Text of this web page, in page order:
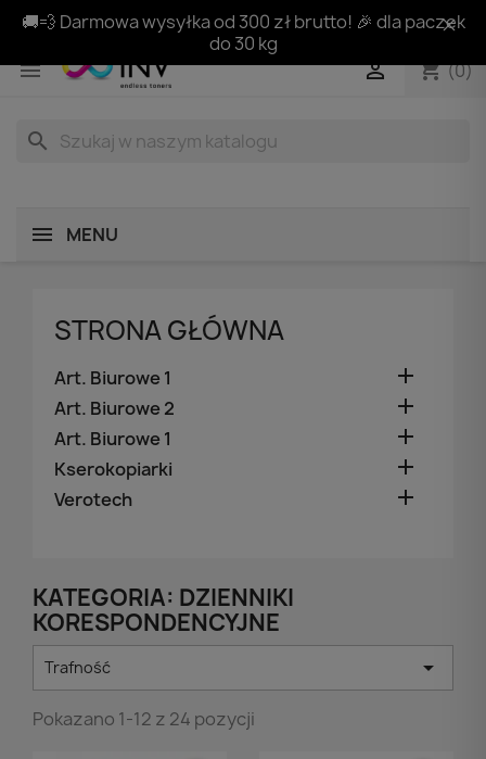
🚚💨 Darmowa wysyłka od 300 zł brutto! 🎉 dla paczek
do 30 kg
 shopping_cart(0)

search
MENU
STRONA GŁÓWNA
Art. Biurowe 1 
Art. Biurowe 2 
Art. Biurowe 1 
Kserokopiarki 
Verotech 
KATEGORIA: DZIENNIKI
KORESPONDENCYJNE
Trafność 
Pokazano 1-12 z 24 pozycji